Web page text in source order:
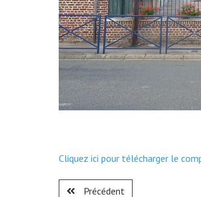
Cliquez ici pour télécharger le
Précédent